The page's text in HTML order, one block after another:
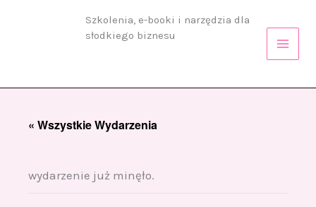
Szkolenia, e-booki i narzędzia dla
słodkiego biznesu
« Wszystkie Wydarzenia
wydarzenie już minęło.